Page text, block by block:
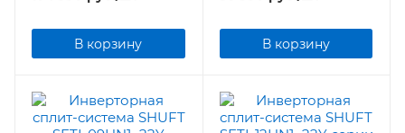
В корзину В корзину